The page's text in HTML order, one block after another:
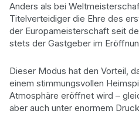
Anders als bei
Titelverteidiger die Ehre des
der Europameisterschaft seit
stets der Gastgeber im
Dieser Modus hat den Vorteil,
einem stimmungsvollen
Atmosphäre eröffnet wird –
aber auch unter enormem